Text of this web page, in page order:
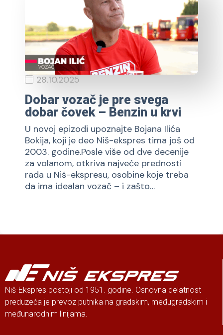
28.10.2025
Dobar vozač je pre svega
dobar čovek – Benzin u krvi
U novoj epizodi upoznajte Bojana Ilića
Bokija, koji je deo Niš-ekspres tima još od
2003. godine.Posle više od dve decenije
za volanom, otkriva najveće prednosti
rada u Niš-ekspresu, osobine koje treba
da ima idealan vozač – i zašto…
Niš-Ekspres postoji od 1951. godine. Osnovna delatnost
preduzeća je prevoz putnika na gradskim, međugradskim i
međunarodnim linijama.